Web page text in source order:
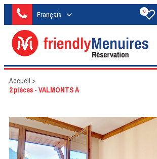
Français 0
Accueil >
2 pièces - VALMONTS A